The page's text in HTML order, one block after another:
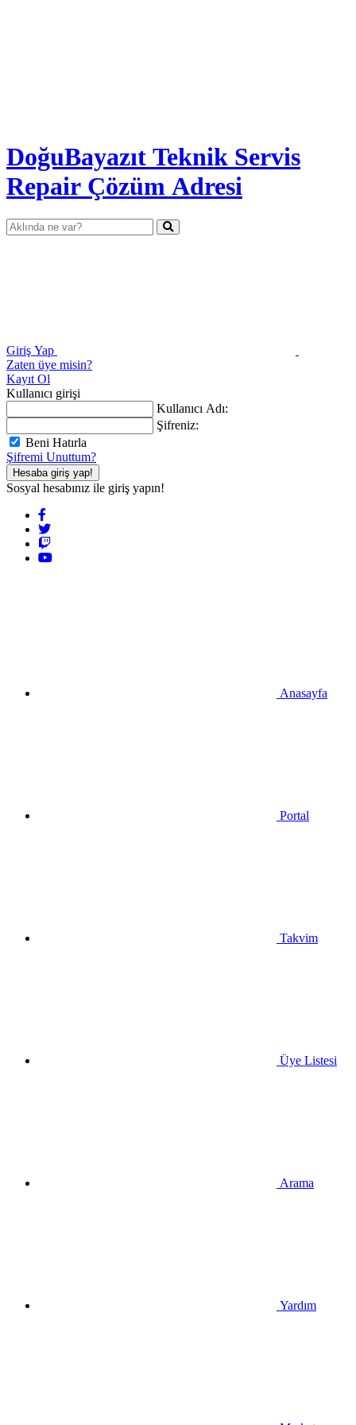
DoğuBayazıt Teknik Servis
Repair Çözüm Adresi
Giriş Yap
Zaten üye misin?
Kayıt Ol
Kullanıcı girişi
Kullanıcı Adı:
Şifreniz:
Beni Hatırla
Şifremi Unuttum?
Hesaba giriş yap!
Sosyal hesabınız ile giriş yapın!
Anasayfa
Portal
Takvim
Üye Listesi
Arama
Yardım